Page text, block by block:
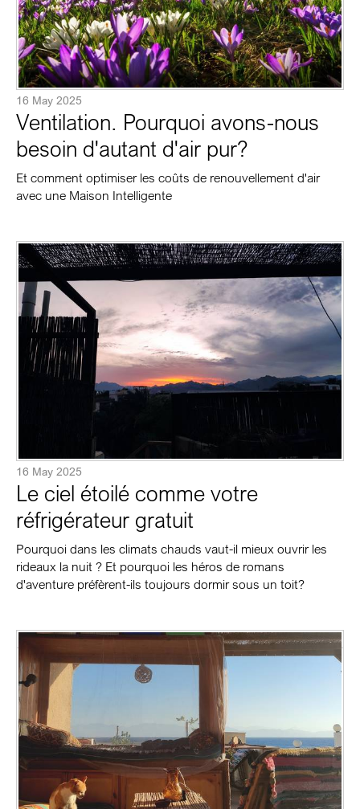
16 May 2025
Ventilation. Pourquoi avons-nous
besoin d'autant d'air pur?
Et comment optimiser les coûts de renouvellement d'air
avec une Maison Intelligente
16 May 2025
Le ciel étoilé comme votre
réfrigérateur gratuit
Pourquoi dans les climats chauds vaut-il mieux ouvrir les
rideaux la nuit ? Et pourquoi les héros de romans
d'aventure préfèrent-ils toujours dormir sous un toit?